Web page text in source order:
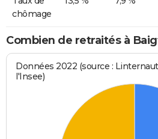
chômage
Combien de retraités à
Données 2022 (source :
l'Insee)